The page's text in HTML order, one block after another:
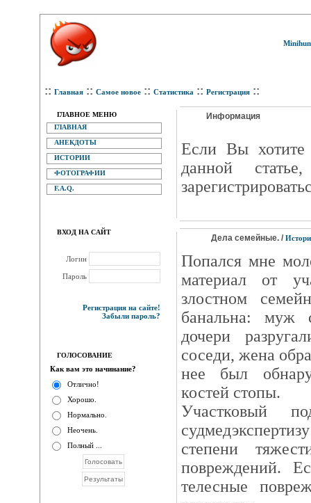
:: Главная :: Самое новое :: Статистика :: Регистрация ::
ГЛАВНОЕ МЕНЮ
ГЛАВНАЯ
АНЕКДОТЫ
ИСТОРИИ
ФОТОГРАФИИ
F.A.Q.
ВХОД НА САЙТ
Логин
Пароль
Регистрация на сайте!
Забыли пароль?
ГОЛОСОВАНИЕ
Как вам это начинание?
Отлично!
Хорошо.
Нормально.
Неочень.
Полный ...
Информация
Eсли Вы хотите
данной
Дела семейные. /
Попался мне
материал от
злостном
банальна: муж
дочери
соседи, жена
нее был
костей стопы.
Участковый
степени
повреждений.
телесные